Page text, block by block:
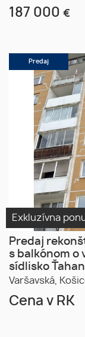
187 000 €
Exkluzívna
Predaj
Predaj
s balkónom o
sídlisko
Varšavská,
Cena v RK